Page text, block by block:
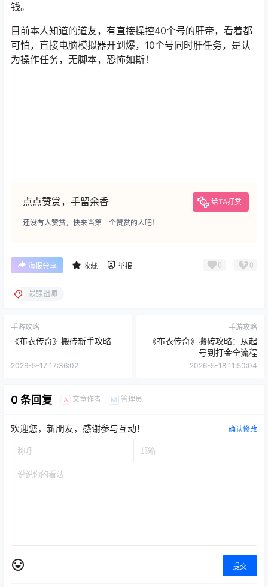
钱。
目前本人知道的道友，有直接操控40个号的肝帝，看着都
可怕，直接电脑模拟器开到爆，10个号同时肝任务，是认
为操作任务，无脚本，恐怖如斯！
点点赞赏，手留余香 给TA打赏
还没有人赞赏，快来当第一个赞赏的人吧！
海报分享 收藏 举报 0 0
最强祖师
手游攻略
《布衣传奇》搬砖新手攻略
2026-5-17 17:36:02
手游攻略
《布衣传奇》搬砖攻略：从起
号到打金全流程
2026-5-18 11:50:04
0 条回复 A 文章作者 M 管理员
欢迎您，新朋友，感谢参与互动！ 确认修改
提交